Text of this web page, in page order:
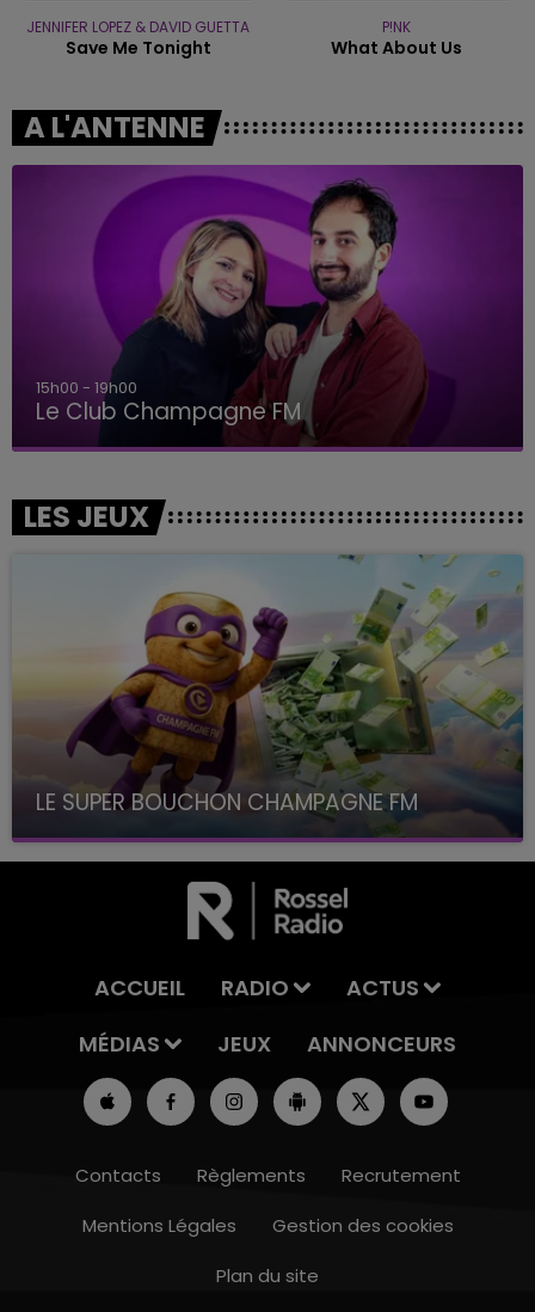
JENNIFER LOPEZ & DAVID GUETTA
Save Me Tonight
P!NK
What About Us
A L'ANTENNE
15h00 - 19h00
Le Club Champagne FM
LES JEUX
LE SUPER BOUCHON CHAMPAGNE FM
avec La Famille Champagne FM, à 8H10
ACCUEIL RADIO
ACTUS
MÉDIAS
JEUX ANNONCEURS
Contacts Règlements
Recrutement
Mentions Légales
Gestion des cookies
Plan du site